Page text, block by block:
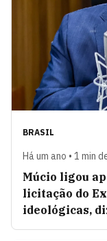
BRASIL
Há um ano • 1 min
Múcio ligou
licitação do
ideológicas,